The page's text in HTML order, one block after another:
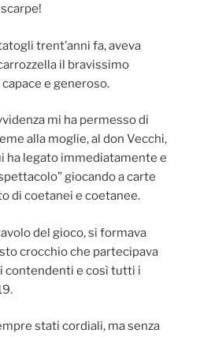
trent’anni fa, aveva
il bravissimo
e generoso.
mi ha permesso di
alla moglie, al don Vecchi,
ha legato immediatamente e
giocando a carte
di coetanei e coetanee.
del gioco, si formava
crocchio che partecipava
contendenti e così tutti i
stati cordiali, ma senza